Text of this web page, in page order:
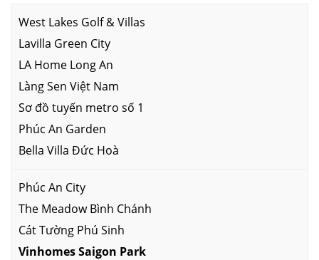
West Lakes Golf & Villas
Lavilla Green City
LA Home Long An
Làng Sen Việt Nam
Sơ đồ tuyến metro số 1
Phúc An Garden
Bella Villa Đức Hoà
Phúc An City
The Meadow Bình Chánh
Cát Tường Phú Sinh
Vinhomes Saigon Park